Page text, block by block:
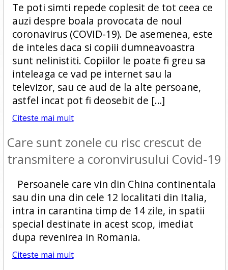
Te poti simti repede coplesit de tot ceea ce
auzi despre boala provocata de noul
coronavirus (COVID-19). De asemenea, este
de inteles daca si copiii dumneavoastra
sunt nelinistiti. Copiilor le poate fi greu sa
inteleaga ce vad pe internet sau la
televizor, sau ce aud de la alte persoane,
astfel incat pot fi deosebit de […]
Citeste mai mult
Care sunt zonele cu risc crescut de
transmitere a coronvirusului Covid-19
Persoanele care vin din China continentala
sau din una din cele 12 localitati din Italia,
intra in carantina timp de 14 zile, in spatii
special destinate in acest scop, imediat
dupa revenirea in Romania.
Citeste mai mult